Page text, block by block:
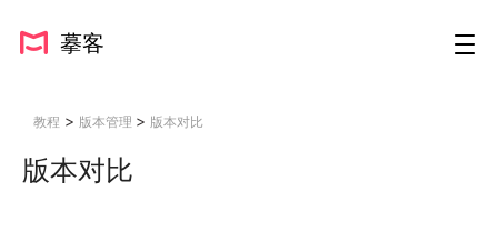
摹客
教程 > 版本管理 > 版本对比
版本对比